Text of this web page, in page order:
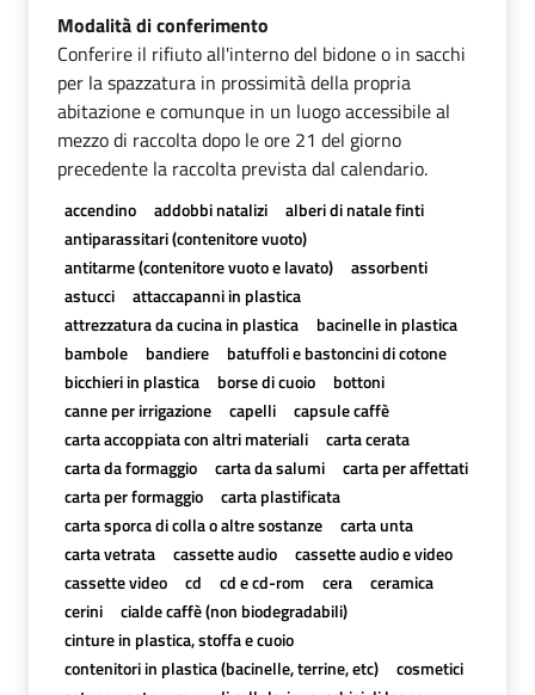
Modalità di conferimento
Conferire il rifiuto all'interno del bidone o in sacchi
per la spazzatura in prossimità della propria
abitazione e comunque in un luogo accessibile al
mezzo di raccolta dopo le ore 21 del giorno
precedente la raccolta prevista dal calendario.
accendino addobbi natalizi
alberi di natale finti
antiparassitari (contenitore vuoto)
antitarme (contenitore vuoto e lavato)
assorbenti
astucci
attaccapanni in plastica
attrezzatura da cucina in plastica
bacinelle in plastica
bambole
bandiere
batuffoli e bastoncini di cotone
bicchieri in plastica
borse di cuoio
bottoni
canne per irrigazione
capelli
capsule caffè
carta accoppiata con altri materiali
carta cerata
carta da formaggio
carta da salumi
carta per affettati
carta per formaggio
carta plastificata
carta sporca di colla o altre sostanze
carta unta
carta vetrata
cassette audio
cassette audio e video
cassette video
cd cd e cd-rom cera
ceramica
cerini
cialde caffè (non biodegradabili)
cinture in plastica, stoffa e cuoio
contenitori in plastica (bacinelle, terrine, etc)
cosmetici